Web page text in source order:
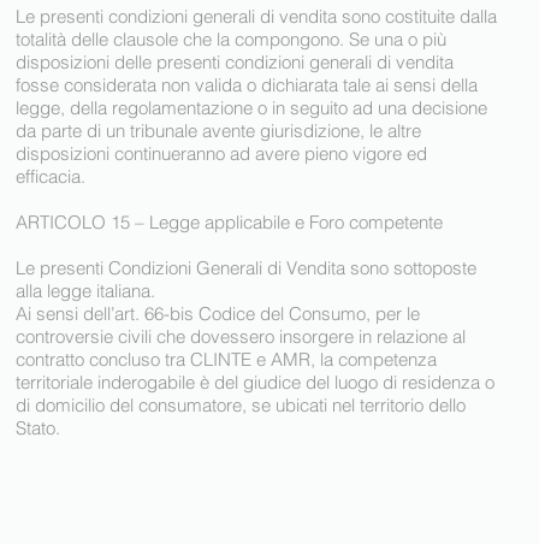
Le presenti condizioni generali di vendita sono costituite dalla
totalità delle clausole che la compongono. Se una o più
disposizioni delle presenti condizioni generali di vendita
fosse considerata non valida o dichiarata tale ai sensi della
legge, della regolamentazione o in seguito ad una decisione
da parte di un tribunale avente giurisdizione, le altre
disposizioni continueranno ad avere pieno vigore ed
efficacia.
ARTICOLO 15 – Legge applicabile e Foro competente
Le presenti Condizioni Generali di Vendita sono sottoposte
alla legge italiana.
Ai sensi dell’art. 66-bis Codice del Consumo, per le
controversie civili che dovessero insorgere in relazione al
contratto concluso tra CLINTE e AMR, la competenza
territoriale inderogabile è del giudice del luogo di residenza o
di domicilio del consumatore, se ubicati nel territorio dello
Stato.